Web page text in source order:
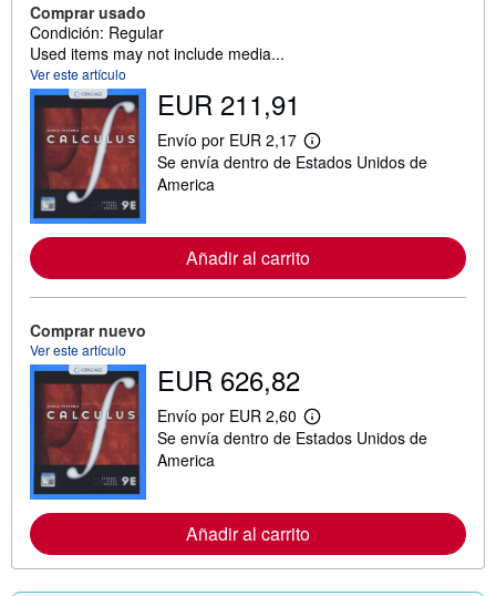
Comprar usado
Condición: Regular
Used items may not include media...
Ver este artículo
EUR 211,91
Envío por EUR 2,17
M
á
m
a
b
r
e
t
Se envía dentro de Estados Unidos de
America
Añadir al carrito
Comprar nuevo
Ver este artículo
EUR 626,82
Envío por EUR 2,60
M
á
m
a
c
Se envía dentro de Estados Unidos de
America
Añadir al carrito